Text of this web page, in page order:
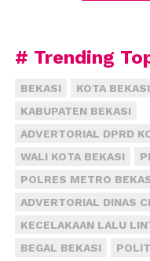
Rupanya pelaku
tempat Fathan
pelaku bilang ke
Fathan meyakinkan
Tapi, sepeda motor
# Trending
BEKASI KOTA BEKASI
KABUPATEN BEKASI
ADVERTORIAL DPRD
WALI KOTA BEKASI
POLRES METRO
ADVERTORIAL DINAS
KECELAKAAN LALU
BEGAL BEKASI